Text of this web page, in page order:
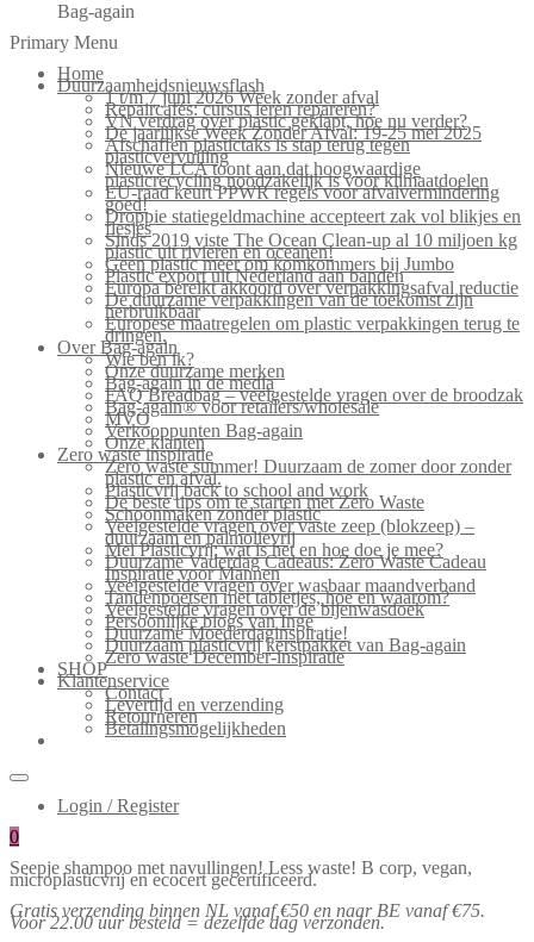
Bag-again
Primary Menu
Home
Duurzaamheidsnieuwsflash
1 t/m 7 juni 2026 Week zonder afval
Repaircafés: cursus leren repareren?
VN verdrag over plastic geklapt, hoe nu verder?
De jaarlijkse Week Zonder Afval: 19-25 mei 2025
Afschaffen plastictaks is stap terug tegen
plasticvervuiling
Nieuwe LCA toont aan dat hoogwaardige
plasticrecycling noodzakelijk is voor klimaatdoelen
EU-raad keurt PPWR regels voor afvalvermindering
goed!
Droppie statiegeldmachine accepteert zak vol blikjes en
flesjes
Sinds 2019 viste The Ocean Clean-up al 10 miljoen kg
plastic uit rivieren en oceanen!
Geen plastic meer om komkommers bij Jumbo
Plastic export uit Nederland aan banden
Europa bereikt akkoord over verpakkingsafval reductie
De duurzame verpakkingen van de toekomst zijn
herbruikbaar
Europese maatregelen om plastic verpakkingen terug te
dringen.
Over Bag-again
Wie ben ik?
Onze duurzame merken
Bag-again in de media
FAQ Breadbag – veelgestelde vragen over de broodzak
Bag-again® voor retailers/wholesale
MVO
Verkooppunten Bag-again
Onze klanten
Zero waste inspiratie
Zero waste summer! Duurzaam de zomer door zonder
plastic en afval.
Plasticvrij back to school and work
De beste tips om te starten met Zero Waste
Schoonmaken zonder plastic
Veelgestelde vragen over vaste zeep (blokzeep) –
duurzaam en palmolievrij
Mei Plasticvrij: wat is het en hoe doe je mee?
Duurzame Vaderdag Cadeaus: Zero Waste Cadeau
Inspiratie voor Mannen
Veelgestelde vragen over wasbaar maandverband
Tandenpoetsen met tabletjes, hoe en waarom?
Veelgestelde vragen over de bijenwasdoek
Persoonlijke blogs van Inge
Duurzame Moederdaginspiratie!
Duurzaam plasticvrij kerstpakket van Bag-again
Zero waste December-inspiratie
SHOP
Klantenservice
Contact
Levertijd en verzending
Retourneren
Betalingsmogelijkheden
Login / Register
0
Seepje shampoo met navullingen! Less waste! B corp, vegan,
microplasticvrij en ecocert gecertificeerd.
Gratis verzending binnen NL vanaf €50 en naar BE vanaf €75.
Voor 22.00 uur besteld = dezelfde dag verzonden.